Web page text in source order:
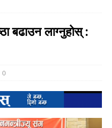
बढाउन लाग्नुहोस् :
0